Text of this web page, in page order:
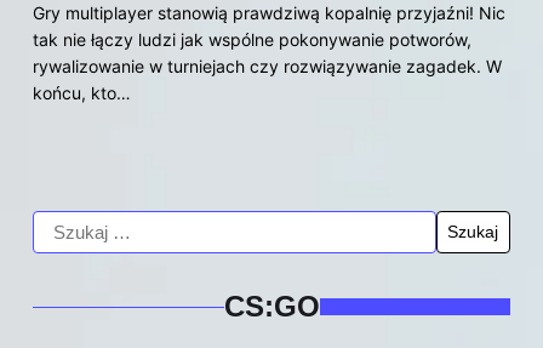
Gry multiplayer stanowią prawdziwą kopalnię przyjaźni! Nic
tak nie łączy ludzi jak wspólne pokonywanie potworów,
rywalizowanie w turniejach czy rozwiązywanie zagadek. W
końcu, kto…
CS:GO